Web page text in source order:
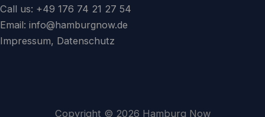
Call us: +49 176 74 21 27 54
Email: info@hamburgnow.de
Impressum, Datenschutz
Copyright © 2026 Hamburg Now